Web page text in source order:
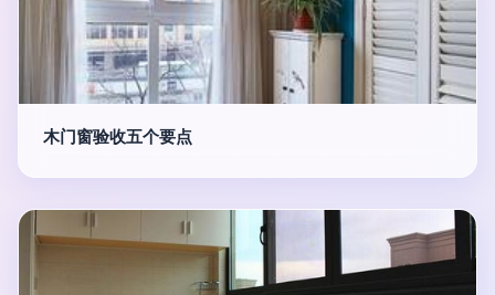
木门窗验收五个要点